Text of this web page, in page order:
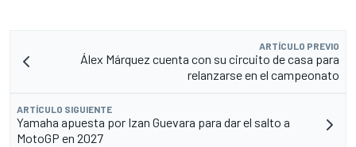
ARTÍCULO PREVIO
Álex Márquez cuenta con su circuito de casa para
relanzarse en el campeonato
ARTÍCULO SIGUIENTE
Yamaha apuesta por Izan Guevara para dar el salto a
MotoGP en 2027